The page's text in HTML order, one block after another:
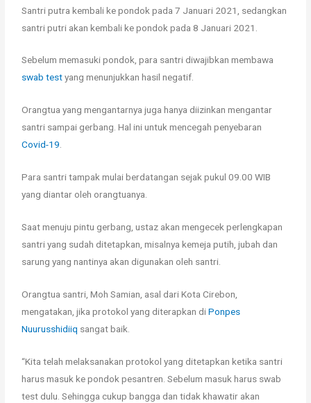
Santri putra kembali ke pondok pada 7 Januari 2021, sedangkan
santri putri akan kembali ke pondok pada 8 Januari 2021.
Sebelum memasuki pondok, para santri diwajibkan membawa
swab testyang menunjukkan hasil negatif.
Orangtua yang mengantarnya juga hanya diizinkan mengantar
santri sampai gerbang. Hal ini untuk mencegah penyebaran
Covid-19.
Para santri tampak mulai berdatangan sejak pukul 09.00 WIB
yang diantar oleh orangtuanya.
Saat menuju pintu gerbang, ustaz akan mengecek perlengkapan
santri yang sudah ditetapkan, misalnya kemeja putih, jubah dan
sarung yang nantinya akan digunakan oleh santri.
Orangtua santri, Moh Samian, asal dari Kota Cirebon,
mengatakan, jika protokol yang diterapkan diPonpes
Nuurusshidiiq sangat baik.
“Kita telah melaksanakan protokol yang ditetapkan ketika santri
harus masuk ke pondok pesantren. Sebelum masuk harus swab
test dulu. Sehingga cukup bangga dan tidak khawatir akan